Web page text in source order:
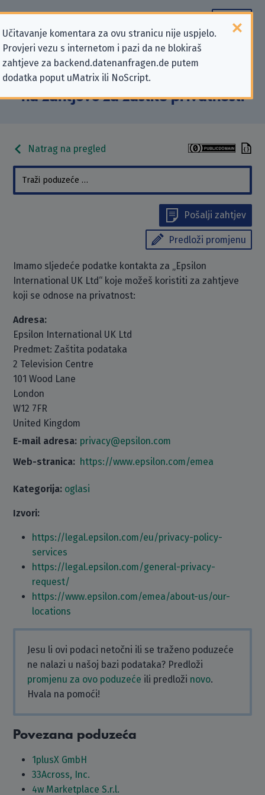
Učitavanje komentara za ovu stranicu nije uspjelo.
Provjeri vezu s internetom i pazi da ne blokiraš
zahtjeve za backend.datenanfragen.de putem
dodatka poput uMatrix ili NoScript.
Podaci kontakta „Epsilon
International UK Ltd” koji se odnose
na zahtjeve za zaštitu privatnosti
Natrag na pregled
Pošalji zahtjev
Predloži promjenu
Imamo sljedeće podatke kontakta za „Epsilon
International UK Ltd“ koje možeš koristiti za zahtjeve
koji se odnose na privatnost:
Adresa:
Epsilon International UK Ltd
Predmet: Zaštita podataka
2 Television Centre
101 Wood Lane
London
W12 7FR
United Kingdom
E-mail adresa: privacy@epsilon.com
Web-stranica: https://www.epsilon.com/emea
Kategorija: oglasi
Izvori:
https://legal.epsilon.com/eu/privacy-policy-
services
https://legal.epsilon.com/general-privacy-
request/
https://www.epsilon.com/emea/about-us/our-
locations
Jesu li ovi podaci netočni ili se traženo poduzeće
ne nalazi u našoj bazi podataka? Predloži
promjenu za ovo poduzeće ili predloži novo.
Hvala na pomoći!
Povezana poduzeća
1plusX GmbH
33Across, Inc.
4w Marketplace S.r.l.